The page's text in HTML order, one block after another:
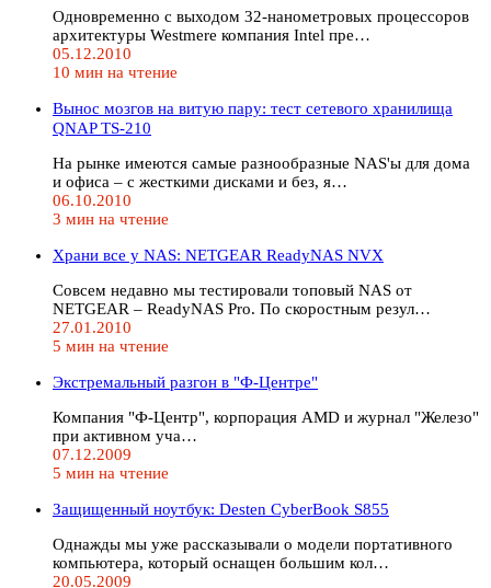
Одновременно с выходом 32-нанометровых процессоров
архитектуры Westmere компания Intel пре…
05.12.2010
10 мин на чтение
Вынос мозгов на витую пару: тест сетевого хранилища
QNAP TS-210
На рынке имеются самые разнообразные NAS'ы для дома
и офиса – с жесткими дисками и без, я…
06.10.2010
3 мин на чтение
Храни все у NAS: NETGEAR ReadyNAS NVX
Совсем недавно мы тестировали топовый NAS от
NETGEAR – ReadyNAS Pro. По скоростным резул…
27.01.2010
5 мин на чтение
Экстремальный разгон в "Ф-Центре"
Компания "Ф-Центр", корпорация AMD и журнал "Железо"
при активном уча…
07.12.2009
5 мин на чтение
Защищенный ноутбук: Desten CyberBook S855
Однажды мы уже рассказывали о модели портативного
компьютера, который оснащен большим кол…
20.05.2009